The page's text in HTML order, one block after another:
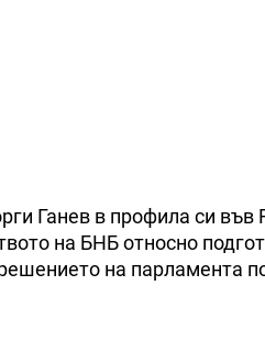
Ганев в профила си
на БНБ относно
на парламента